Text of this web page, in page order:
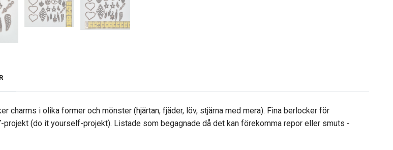
charms i olika former och mönster (hjärtan, fjäder, löv, stjärna med mera). Fina berlocker för
projekt (do it yourself-projekt). Listade som begagnade då det kan förekomma repor eller smuts -